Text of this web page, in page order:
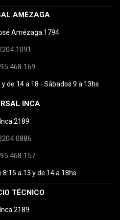
AMÉZAGA
Amézaga 1794
1091
468 169
de 14 a 18 - Sábados 9 a 13hs
INCA
2189
0886
468 157
8:15 a 13 y de 14 a 18hs
TÉCNICO
2189